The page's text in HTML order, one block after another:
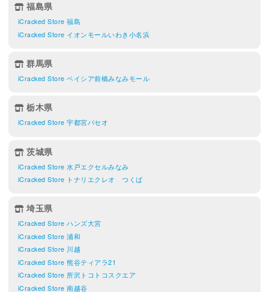
福島県
iCracked Store 福島
iCracked Store イオンモールいわき小名浜
群馬県
iCracked Store ベイシア前橋みなみモール
栃木県
iCracked Store 宇都宮パセオ
茨城県
iCracked Store 水戸エクセルみなみ
iCracked Store トナリエクレオ つくば
埼玉県
iCracked Store ハンズ大宮
iCracked Store 浦和
iCracked Store 川越
iCracked Store 熊谷ティアラ21
iCracked Store 所沢トコトコスクエア
iCracked Store 南越谷